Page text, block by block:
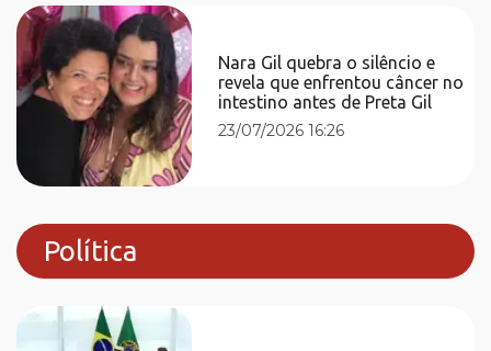
Nara Gil quebra o silêncio e
revela que enfrentou câncer no
intestino antes de Preta Gil
23/07/2026 16:26
Política